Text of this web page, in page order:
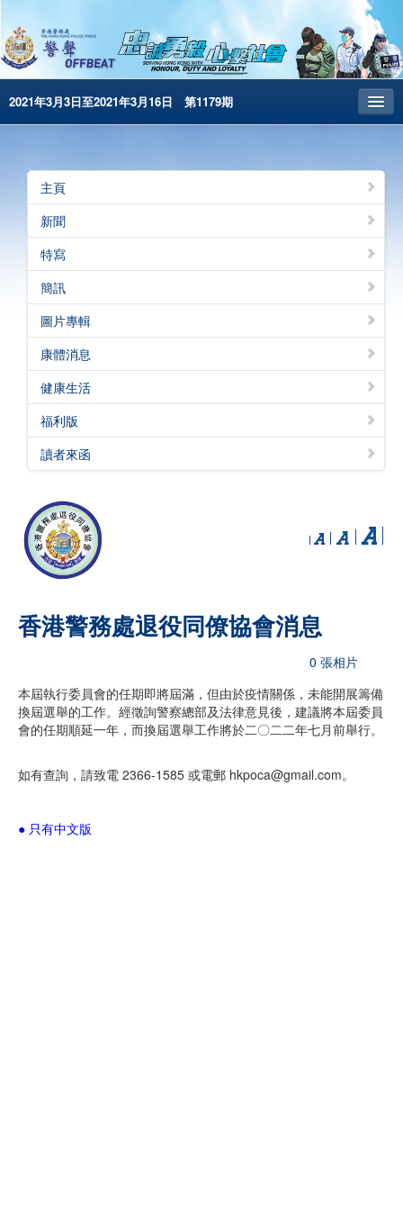
2021年3月3日至2021年3月16日 第1179期
昔日警聲
警務處主頁
简体版
English
電子書版
警聲特刊
主頁
新聞
特寫
簡訊
圖片專輯
康體消息
健康生活
福利版
讀者來函
香港警務處退役同僚協會消息
0 張相片
本屆執行委員會的任期即將屆滿，但由於疫情關係，未能開展籌備
換屆選舉的工作。經徵詢警察總部及法律意見後，建議將本屆委員
會的任期順延一年，而換屆選舉工作將於二〇二二年七月前舉行。
如有查詢，請致電 2366-1585 或電郵 hkpoca@gmail.com。
● 只有中文版